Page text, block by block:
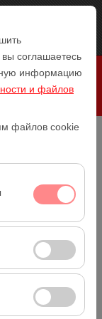
соглашаетесь
информацию
и файлов
файлов cookie
сеансами и
как
автомобиля